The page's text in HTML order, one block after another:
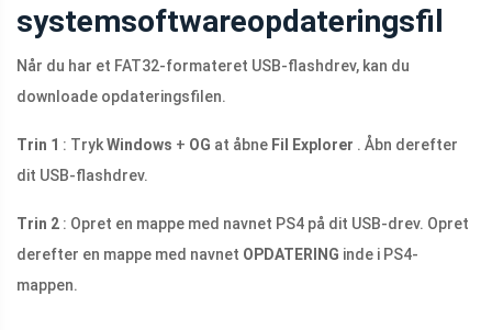
systemsoftwareopdateringsfil
Når du har et FAT32-formateret USB-flashdrev, kan du
downloade opdateringsfilen.
Trin 1 : TrykWindows + OG at åbne Fil Explorer . Åbn derefter
dit USB-flashdrev.
Trin 2 : Opret en mappe med navnet PS4 på dit USB-drev. Opret
derefter en mappe med navnet OPDATERING inde i PS4-
mappen.